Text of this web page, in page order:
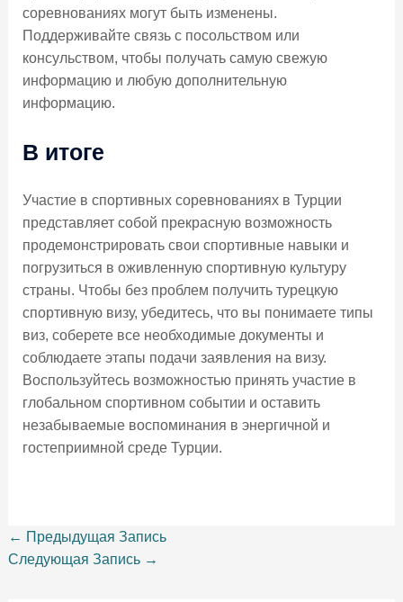
соревнованиях могут быть изменены.
Поддерживайте связь с посольством или
консульством, чтобы получать самую свежую
информацию и любую дополнительную
информацию.
В итоге
Участие в спортивных соревнованиях в Турции
представляет собой прекрасную возможность
продемонстрировать свои спортивные навыки и
погрузиться в оживленную спортивную культуру
страны. Чтобы без проблем получить турецкую
спортивную визу, убедитесь, что вы понимаете типы
виз, соберете все необходимые документы и
соблюдаете этапы подачи заявления на визу.
Воспользуйтесь возможностью принять участие в
глобальном спортивном событии и оставить
незабываемые воспоминания в энергичной и
гостеприимной среде Турции.
← Предыдущая Запись
Следующая Запись →